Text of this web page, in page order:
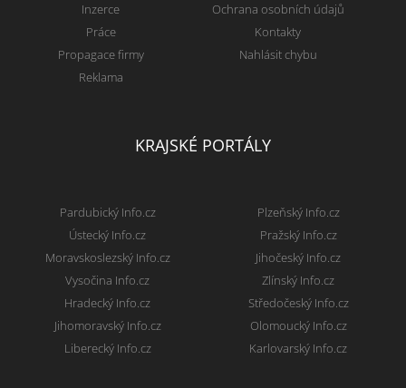
Inzerce
Práce
Propagace firmy
Reklama
Ochrana osobních údajů
Kontakty
Nahlásit chybu
KRAJSKÉ PORTÁLY
Pardubický Info.cz
Ústecký Info.cz
Moravskoslezský Info.cz
Vysočina Info.cz
Hradecký Info.cz
Jihomoravský Info.cz
Liberecký Info.cz
Plzeňský Info.cz
Pražský Info.cz
Jihočeský Info.cz
Zlínský Info.cz
Středočeský Info.cz
Olomoucký Info.cz
Karlovarský Info.cz